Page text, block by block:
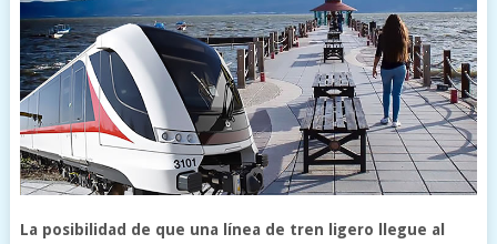
La posibilidad de que una línea de tren ligero llegue al